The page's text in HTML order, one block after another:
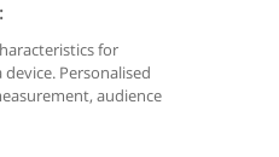
for
Personalised
audience